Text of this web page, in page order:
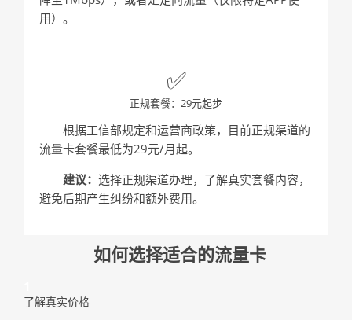
用）。
✅
正规套餐：29元起步
根据工信部规定和运营商政策，目前正规渠道的
流量卡套餐最低为29元/月起。
建议： 选择正规渠道办理，了解真实套餐内容，
避免后期产生纠纷和额外费用。
如何选择适合的流量卡
了解真实价格